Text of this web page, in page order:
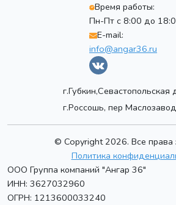
Время работы:
Пн-Пт с 8:00 до
E-mail:
info@angar36.ru
г.Губкин,Севастопольская
г.Россошь, пер
© Copyright 2026. Все
Политика
ООО Группа компаний "Ангар 36"
ИНН: 3627032960
ОГРН: 1213600033240